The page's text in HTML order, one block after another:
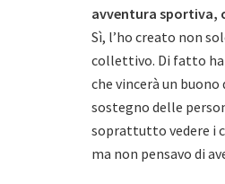
avventura sportiva,
Sì, l’ho creato non
collettivo. Di fatto
che vincerà un buono
sostegno delle
soprattutto vedere i
ma non pensavo di